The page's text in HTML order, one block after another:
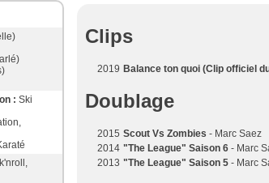
: Ski
Clips
2019 Balance ton quoi (Clip officiel
Doublage
2015 Scout Vs Zombies - Marc Saez
2014 "The League" Saison 6 - Marc
2013 "The League" Saison 5 - Marc